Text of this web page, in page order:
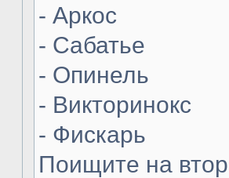
- Аркос
- Сабатье
- Опинель
- Викторинокс
- Фискарь
Поищите на